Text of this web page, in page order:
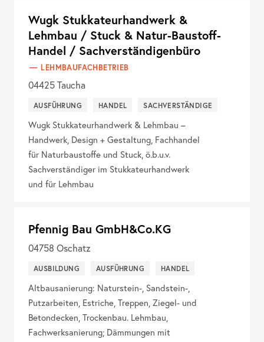
Wugk Stukkateurhandwerk &
Lehmbau / Stuck & Natur-Baustoff-
Handel / Sachverständigenbüro
LEHMBAUFACHBETRIEB
04425Taucha
AUSFÜHRUNG HANDEL SACHVERSTÄNDIGE
Wugk Stukkateurhandwerk & Lehmbau –
Handwerk, Design + Gestaltung, Fachhandel
für Naturbaustoffe und Stuck, ö.b.u.v.
Sachverständiger im Stukkateurhandwerk
und für Lehmbau
Pfennig Bau GmbH&Co.KG
04758 Oschatz
AUSBILDUNG AUSFÜHRUNG HANDEL
Altbausanierung: Naturstein-, Sandstein-,
Putzarbeiten, Estriche, Treppen, Ziegel- und
Betondecken, Trockenbau. Lehmbau,
Fachwerksanierung; Dämmungen mit